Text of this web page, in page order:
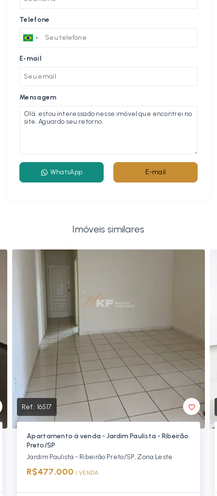
Telefone
E-mail
Mensagem
WhatsApp E-mail
Imóveis similares
Ref.: 16517
Apartamento á venda - Jardim Paulista - Ribeirão
Preto/SP
Jardim Paulista - Ribeirão Preto/SP, Zona Leste
R$477.000 / VENDA